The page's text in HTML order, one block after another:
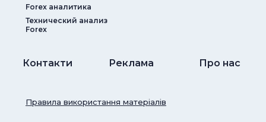
Forex аналитика
Технический анализ
Forex
Контакти Реклама Про нас
Правила використання матеріалів